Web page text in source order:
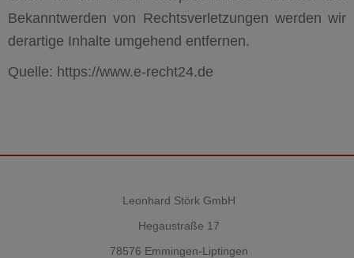
Bekanntwerden von Rechtsverletzungen werden wir
derartige Inhalte umgehend entfernen.
Quelle: https://www.e-recht24.de
Leonhard Störk GmbH
Hegaustraße 17
78576 Emmingen-Liptingen